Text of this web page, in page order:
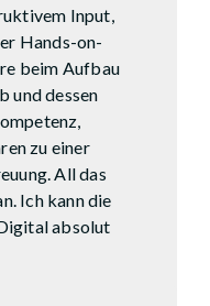
Input,
Hands-on-
beim Aufbau
und dessen
zu einer
All das
Ich kann die
absolut